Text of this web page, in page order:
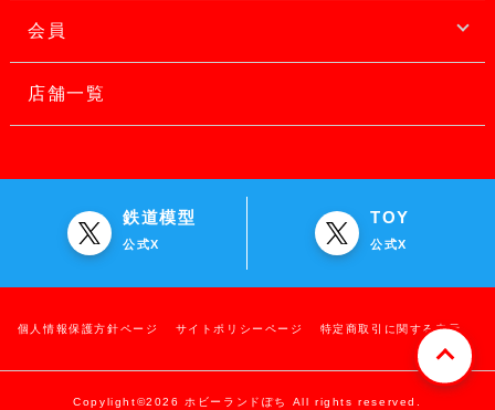
会員
店舗一覧
鉄道模型
公式X
TOY
公式X
個人情報保護方針ページ サイトポリシーページ 特定商取引に関する表示
Copylight©2026 ホビーランドぽち All rights reserved.